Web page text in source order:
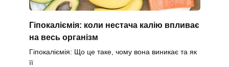
Гіпокаліємія: коли нестача калію впливає
на весь організм
Гіпокаліємія: Що це таке, чому вона виникає та як
її